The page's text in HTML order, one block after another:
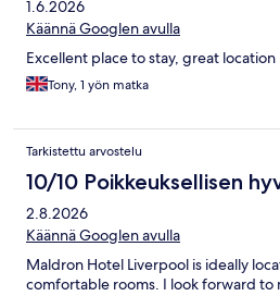
1.6.2026
Käännä Googlen avulla
Excellent place to stay, great location
Tony, 1 yön matka
Tarkistettu arvostelu
10/10 Poikkeuksellisen
2.8.2026
Käännä Googlen avulla
Maldron Hotel Liverpool is ideally
comfortable rooms. I look forward to